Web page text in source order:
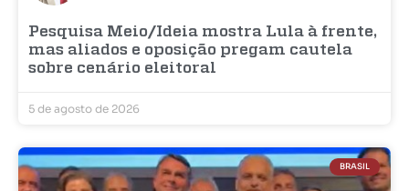
Pesquisa Meio/Ideia mostra Lula à frente,
mas aliados e oposição pregam cautela
sobre cenário eleitoral
5 de agosto de 2026
BRASIL